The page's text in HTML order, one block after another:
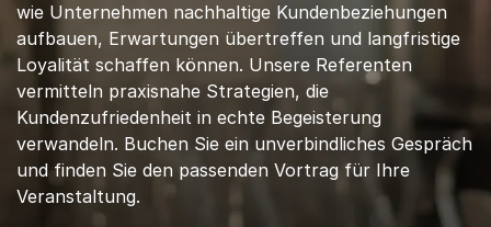
wie Unternehmen nachhaltige Kundenbeziehungen
aufbauen, Erwartungen übertreffen und langfristige
Loyalität schaffen können. Unsere Referenten
vermitteln praxisnahe Strategien, die
Kundenzufriedenheit in echte Begeisterung
verwandeln. Buchen Sie ein unverbindliches Gespräch
und finden Sie den passenden Vortrag für Ihre
Veranstaltung.